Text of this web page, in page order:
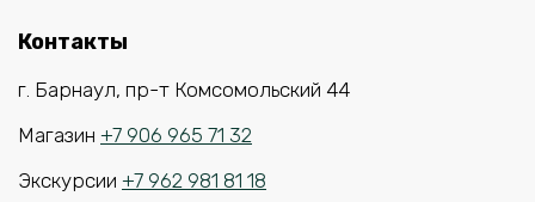
Контакты
г. Барнаул, пр-т Комсомольский 44
Магазин +7 906 965 71 32
Экскурсии +7 962 981 81 18